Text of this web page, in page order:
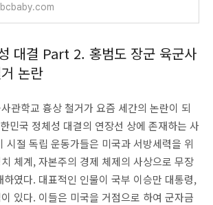
대결 Part 2. 홍범도 장군 육군사
논란
관학교 흉상 철거가 요즘 세간의 논란이 되
민국 정체성 대결의 연장선 상에 존재하는 사
시절 독립 운동가들은 미국과 서방세력을 위
체계, 자본주의 경제 체제의 사상으로 무장
하였다. 대표적인 인물이 국부 이승만 대통령,
있다. 이들은 미국을 거점으로 하여 군자금